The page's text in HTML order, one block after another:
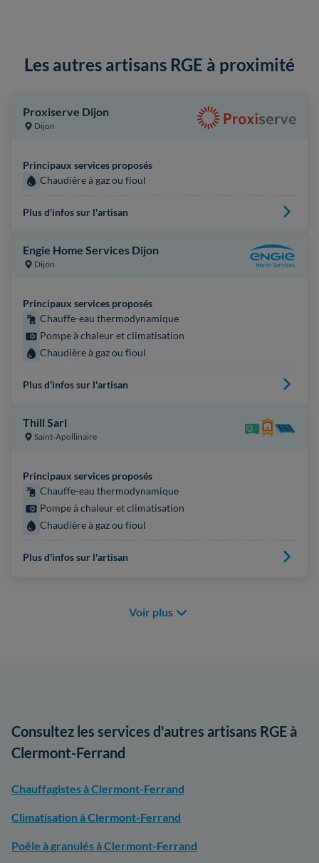
Les autres artisans RGE à proximité
Proxiserve Dijon
Dijon
Principaux services proposés
Chaudière à gaz ou fioul
Plus d'infos sur l'artisan
Engie Home Services Dijon
Dijon
Principaux services proposés
Chauffe-eau thermodynamique
Pompe à chaleur et climatisation
Chaudière à gaz ou fioul
Plus d'infos sur l'artisan
Thill Sarl
Saint-Apollinaire
Principaux services proposés
Chauffe-eau thermodynamique
Pompe à chaleur et climatisation
Chaudière à gaz ou fioul
Plus d'infos sur l'artisan
Voir plus
Consultez les services d'autres artisans RGE à
Clermont-Ferrand
Chauffagistes à Clermont-Ferrand
Climatisation à Clermont-Ferrand
Poêle à granulés à Clermont-Ferrand